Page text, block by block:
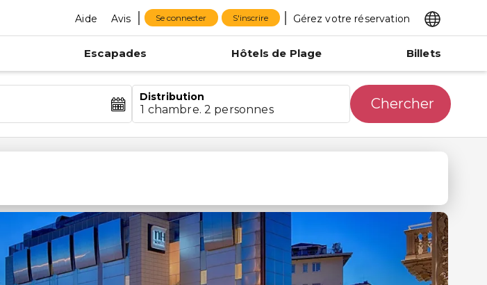
Aide Avis Se connecter S'inscrire Gérez votre réservation
Escapades Hôtels de Plage Billets
Distribution
1 chambre. 2 personnes Chercher